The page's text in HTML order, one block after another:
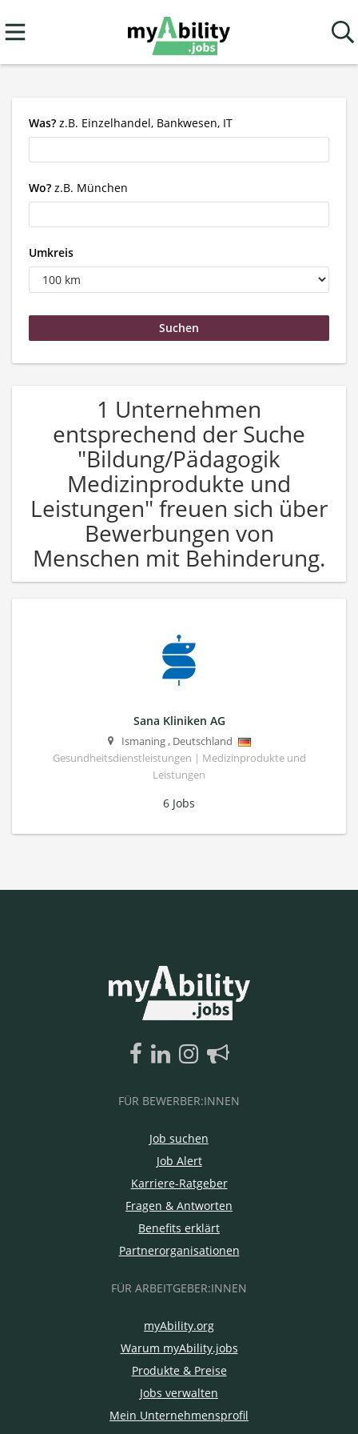
Was? z.B. Einzelhandel, Bankwesen, IT
Wo? z.B. München
Umkreis
1 Unternehmen
entsprechend der Suche
"Bildung/Pädagogik
Medizinprodukte und
Leistungen" freuen sich über
Bewerbungen von
Menschen mit Behinderung.
Sana Kliniken AG
Ismaning, Deutschland
Gesundheitsdienstleistungen | Medizinprodukte und
Leistungen
6 Jobs
FÜR BEWERBER:INNEN
Job suchen
Job Alert
Karriere-Ratgeber
Fragen & Antworten
Benefits erklärt
Partnerorganisationen
FÜR ARBEITGEBER:INNEN
myAbility.org
Warum myAbility.jobs
Produkte & Preise
Jobs verwalten
Mein Unternehmensprofil